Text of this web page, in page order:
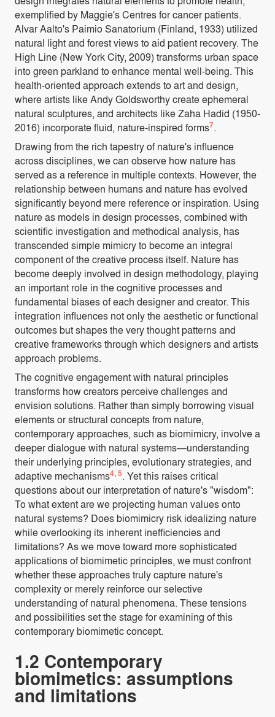
exemplified by Maggie's Centres for cancer patients.
Alvar Aalto's Paimio Sanatorium (Finland, 1933) utilized
natural light and forest views to aid patient recovery. The
High Line (New York City, 2009) transforms urban space
into green parkland to enhance mental well-being. This
health-oriented approach extends to art and design,
where artists like Andy Goldsworthy create ephemeral
natural sculptures, and architects like Zaha Hadid (1950-
2016) incorporate fluid, nature-inspired forms7.
Drawing from the rich tapestry of nature's influence
across disciplines, we can observe how nature has
served as a reference in multiple contexts. However, the
relationship between humans and nature has evolved
significantly beyond mere reference or inspiration. Using
nature as models in design processes, combined with
scientific investigation and methodical analysis, has
transcended simple mimicry to become an integral
component of the creative process itself. Nature has
become deeply involved in design methodology, playing
an important role in the cognitive processes and
fundamental biases of each designer and creator. This
integration influences not only the aesthetic or functional
outcomes but shapes the very thought patterns and
creative frameworks through which designers and artists
approach problems.
The cognitive engagement with natural principles
transforms how creators perceive challenges and
envision solutions. Rather than simply borrowing visual
elements or structural concepts from nature,
contemporary approaches, such as biomimicry, involve a
deeper dialogue with natural systems—understanding
their underlying principles, evolutionary strategies, and
adaptive mechanisms4,5. Yet this raises critical
questions about our interpretation of nature's "wisdom":
To what extent are we projecting human values onto
natural systems? Does biomimicry risk idealizing nature
while overlooking its inherent inefficiencies and
limitations? As we move toward more sophisticated
applications of biomimetic principles, we must confront
whether these approaches truly capture nature's
complexity or merely reinforce our selective
understanding of natural phenomena. These tensions
and possibilities set the stage for examining of this
contemporary biomimetic concept.
1.2 Contemporary
biomimetics: assumptions
and limitations